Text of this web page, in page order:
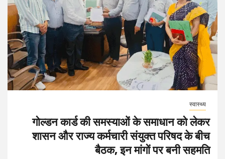
स्वास्थ्य
गोल्डन कार्ड की समस्याओं के समाधान को लेकर
शासन और राज्य कर्मचारी संयुक्त परिषद के बीच
बैठक, इन मांगों पर बनी सहमति